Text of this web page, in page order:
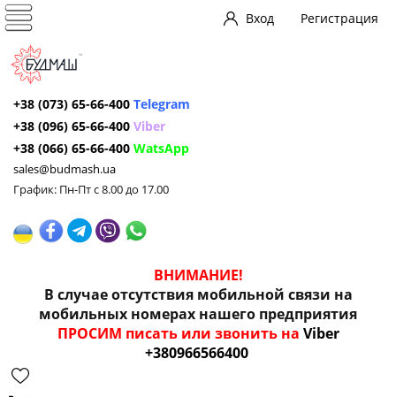
Вход Регистрация
+38 (073) 65-66-400 Telegram
+38 (096) 65-66-400 Viber
+38 (066) 65-66-400 WatsApp
sales@budmash.ua
График: Пн-Пт с 8.00 до 17.00
ВНИМАНИЕ!
В случае отсутствия мобильной связи на
мобильных номерах нашего предприятия
ПРОСИМ писать или звонить на Viber
+380966566400